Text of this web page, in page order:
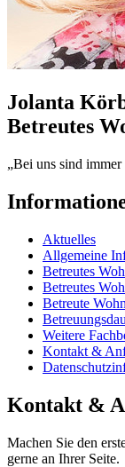
Jolanta
Betreutes
„Bei uns sind
Aktuelles
Allgemeine
Betreutes
Betreutes
Betreute
Weitere
Kontakt &
Kontakt &
Machen Sie den
gerne an Ihrer Seite.